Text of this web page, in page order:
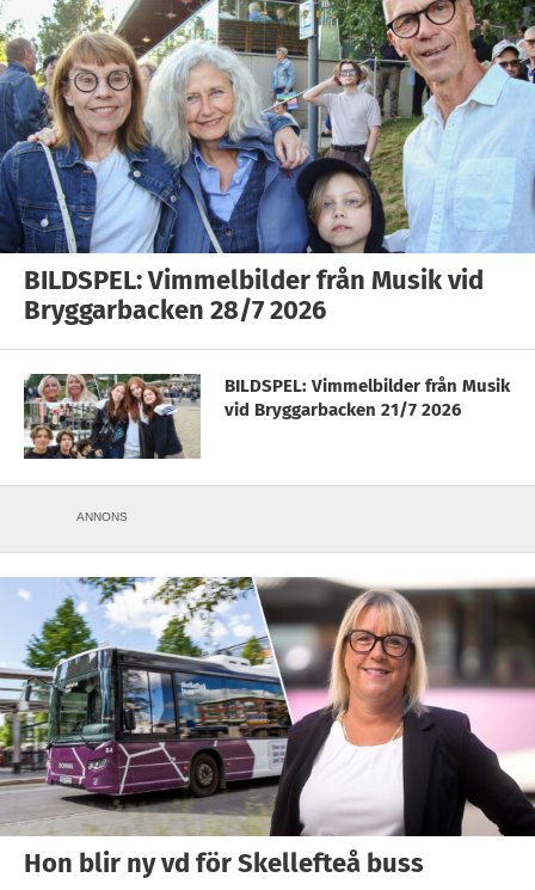
BILDSPEL: Vimmelbilder från Musik vid
Bryggarbacken 28/7 2026
BILDSPEL: Vimmelbilder från Musik
vid Bryggarbacken 21/7 2026
ANNONS
Hon blir ny vd för Skellefteå buss